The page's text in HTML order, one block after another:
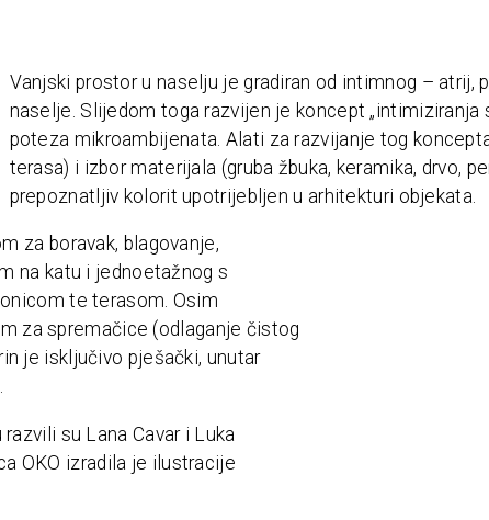
Vanjski prostor u naselju je gradiran od intimnog – atrij,
naselje. Slijedom toga razvijen je koncept
poteza mikroambijenata. Alati za razvijanje tog
terasa) i izbor materijala (gruba žbuka, keramika, drvo,
prepoznatljiv kolorit upotrijebljen u arhitekturi objekata.
za boravak, blagovanje,
na katu i jednoetažnog s
te terasom. Osim
za spremačice (odlaganje čistog
je isključivo pješački, unutar
su Lana Cavar i Luka
OKO izradila je ilustracije